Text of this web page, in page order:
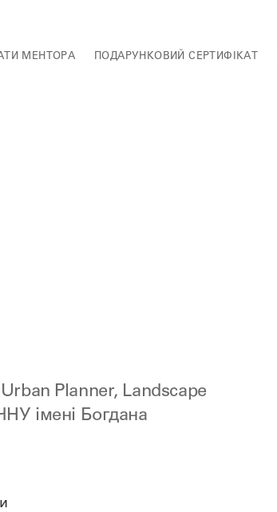
МЕНТОРА ПОДАРУНКОВИЙ СЕРТИФІКАТ
Planner, Landscape
імені Богдана